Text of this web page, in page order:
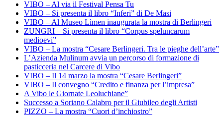
VIBO – Al via il Festival Pensa Tu
VIBO – Si presenta il libro “Inferi” di De Masi
VIBO – Al Museo Lìmen inaugurata la mostra di Berlingeri
ZUNGRI – Si presenta il libro “Corpus speluncarum
medioevi”
VIBO – La mostra “Cesare Berlingeri. Tra le pieghe dell’arte”
L’Azienda Mulinum avvia un percorso di formazione di
pasticceria nel Carcere di Vibo
VIBO – Il 14 marzo la mostra “Cesare Berlingeri”
VIBO – Il convegno “Credito e finanza per l’impresa”
A Vibo le Giornate Leoluchiane”
Successo a Soriano Calabro per il Giubileo degli Artisti
PIZZO – La mostra “Cuori d’inchiostro”